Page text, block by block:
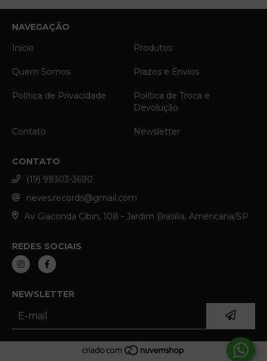
NAVEGAÇÃO
Início
Produtos
Quem Somos Prazos e Envios
Política de Privacidade
Política de Troca e
Devolução
Contato Newsletter
CONTATO
(19) 99303-3690
neves.records@gmail.com
Av Giaconda Cibin, 108 - Jardim Brasilia, Americana/SP
REDES SOCIAIS
NEWSLETTER